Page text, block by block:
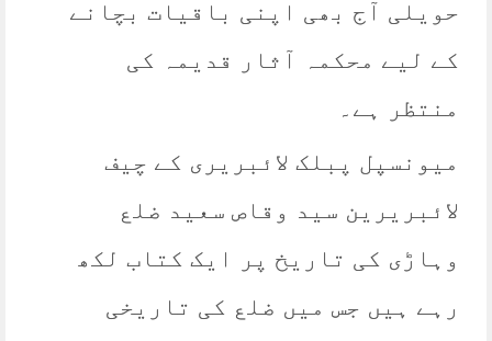
حویلی آج بھی اپنی باقیات بچانے
کے لیے محکمہ آثار قدیمہ کی
منتظر ہے۔
میونسپل پبلک لائبریری کے چیف
لائبریرین سید وقاص سعید ضلع
وہاڑی کی تاریخ پر ایک کتاب لکھ
رہے ہیں جس میں ضلع کی تاریخی